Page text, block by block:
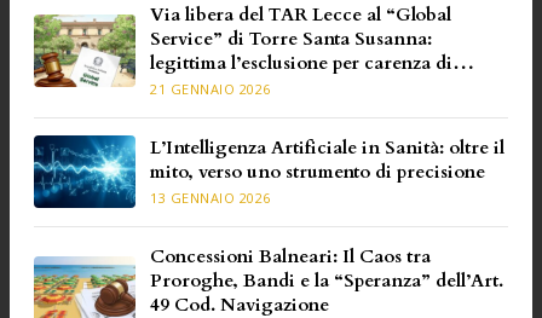
Via libera del TAR Lecce al “Global
Service” di Torre Santa Susanna:
legittima l’esclusione per carenza di
requisiti specifici
21 GENNAIO 2026
L’Intelligenza Artificiale in Sanità: oltre il
mito, verso uno strumento di precisione
13 GENNAIO 2026
Concessioni Balneari: Il Caos tra
Proroghe, Bandi e la “Speranza” dell’Art.
49 Cod. Navigazione